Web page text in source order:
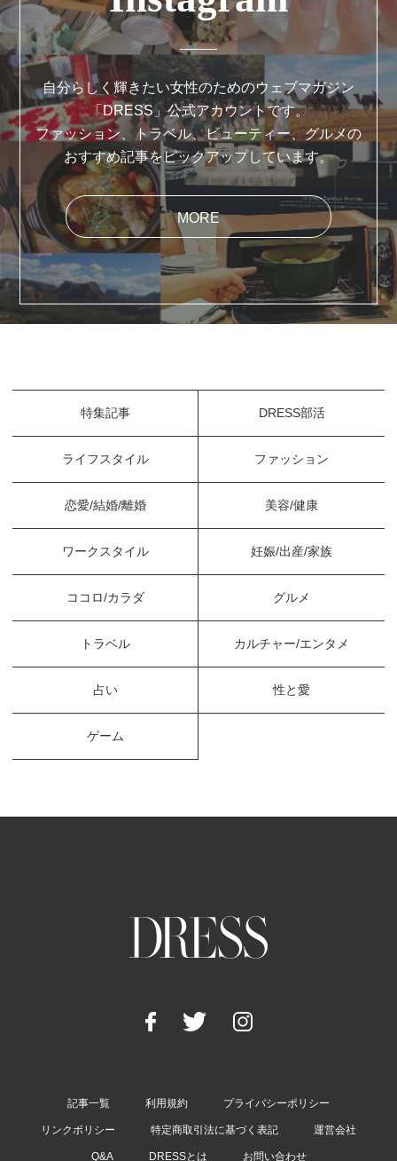
自分らしく輝きたい女性のためのウェブマガジン
「DRESS」公式アカウントです。
ファッション、トラベル、ビューティー、グルメの
おすすめ記事をピックアップしています。
MORE
特集記事 DRESS部活
ライフスタイル ファッション
恋愛/結婚/離婚 美容/健康
ワークスタイル 妊娠/出産/家族
ココロ/カラダ グルメ
トラベル カルチャー/エンタメ
占い 性と愛
ゲーム
記事一覧 利用規約 プライバシーポリシー
リンクポリシー 特定商取引法に基づく表記 運営会社
Q&A DRESSとは お問い合わせ